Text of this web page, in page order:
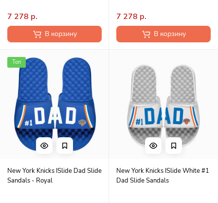
7 278 р.
В корзину
7 278 р.
В корзину
Топ
New York Knicks ISlide Dad Slide
Sandals - Royal
New York Knicks ISlide White #1
Dad Slide Sandals